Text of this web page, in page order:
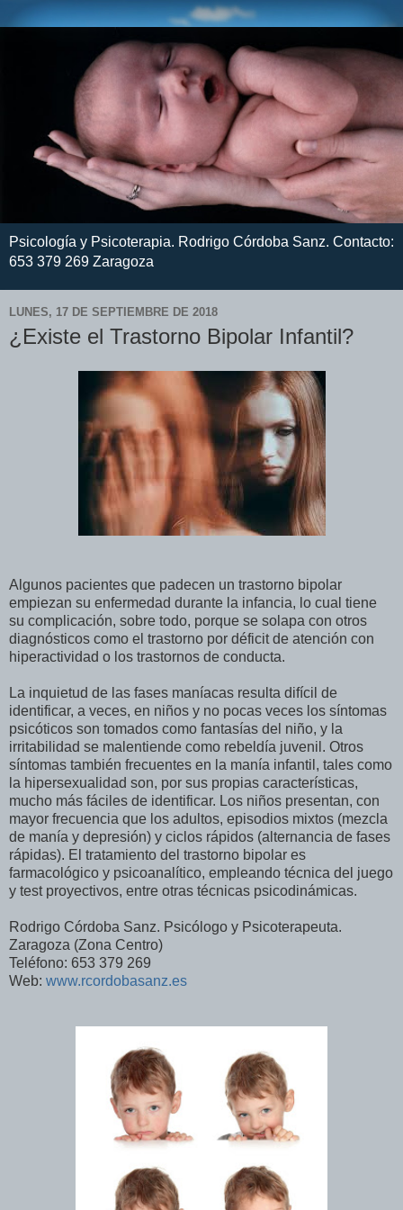
Psicología y Psicoterapia. Rodrigo Córdoba Sanz. Contacto:
653 379 269 Zaragoza
LUNES, 17 DE SEPTIEMBRE DE 2018
¿Existe el Trastorno Bipolar Infantil?
Algunos pacientes que padecen un trastorno bipolar
empiezan su enfermedad durante la infancia, lo cual tiene
su complicación, sobre todo, porque se solapa con otros
diagnósticos como el trastorno por déficit de atención con
hiperactividad o los trastornos de conducta.
La inquietud de las fases maníacas resulta difícil de
identificar, a veces, en niños y no pocas veces los síntomas
psicóticos son tomados como fantasías del niño, y la
irritabilidad se malentiende como rebeldía juvenil. Otros
síntomas también frecuentes en la manía infantil, tales como
la hipersexualidad son, por sus propias características,
mucho más fáciles de identificar. Los niños presentan, con
mayor frecuencia que los adultos, episodios mixtos (mezcla
de manía y depresión) y ciclos rápidos (alternancia de fases
rápidas). El tratamiento del trastorno bipolar es
farmacológico y psicoanalítico, empleando técnica del juego
y test proyectivos, entre otras técnicas psicodinámicas.
Rodrigo Córdoba Sanz. Psicólogo y Psicoterapeuta.
Zaragoza (Zona Centro)
Teléfono: 653 379 269
Web: www.rcordobasanz.es